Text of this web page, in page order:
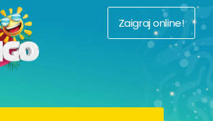
Zaigraj online!